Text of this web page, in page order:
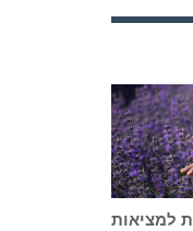
למציאות